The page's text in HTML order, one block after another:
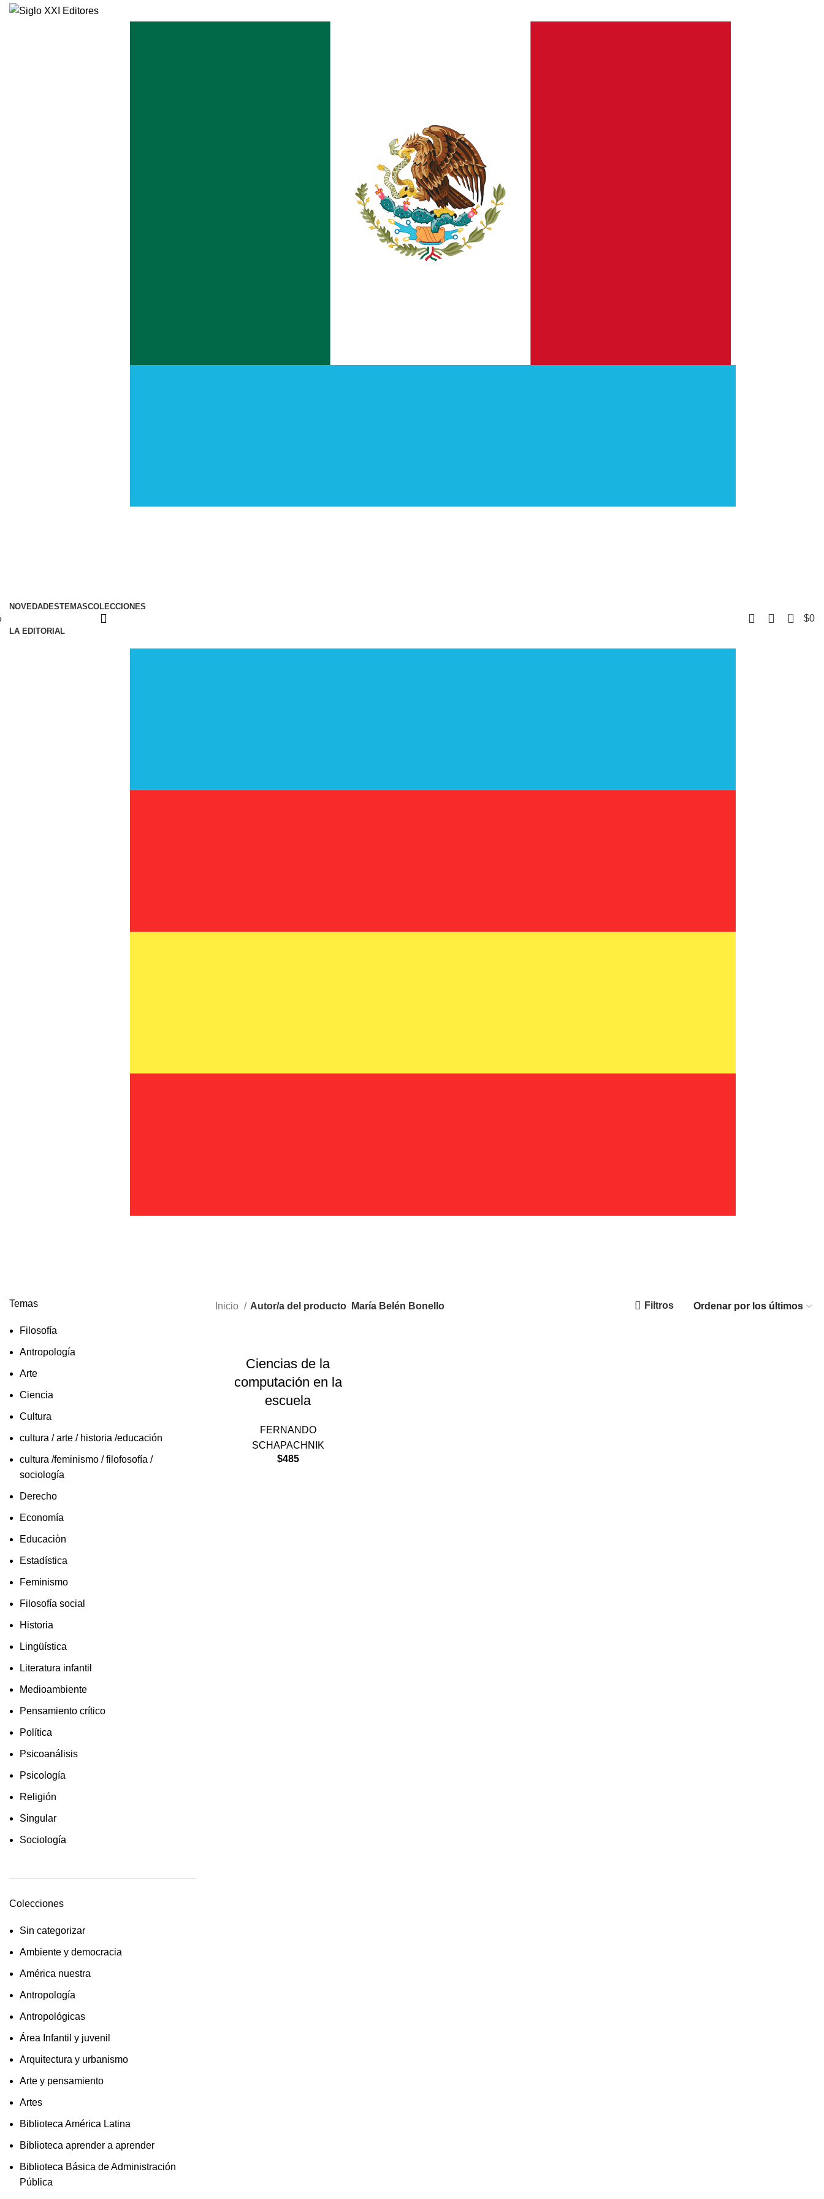
NOVEDADESTEMASCOLECCIONES
LA EDITORIAL
0 $0
Temas
Filosofía
Antropología
Arte
Ciencia
Cultura
cultura / arte / historia /educación
cultura /feminismo / filofosofía /
sociología
Derecho
Economía
Educaciòn
Estadística
Feminismo
Filosofía social
Historia
Lingüística
Literatura infantil
Medioambiente
Pensamiento crítico
Política
Psicoanálisis
Psicología
Religión
Singular
Sociología
Colecciones
Sin categorizar
Ambiente y democracia
América nuestra
Antropología
Antropológicas
Área Infantil y juvenil
Arquitectura y urbanismo
Arte y pensamiento
Artes
Biblioteca América Latina
Biblioteca aprender a aprender
Biblioteca Básica de Administración
Pública
Inicio Autor/a del producto María Belén Bonello Filtros
Ciencias de la
computación en la
escuela
FERNANDO
SCHAPACHNIK
$485